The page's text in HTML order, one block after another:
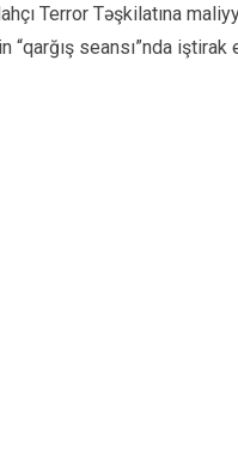
Terror Təşkilatına
“qarğış seansı”nda